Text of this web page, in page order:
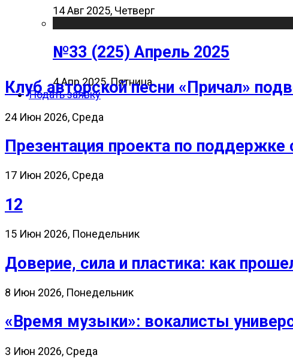
14 Авг 2025, Четверг
№33 (225) Апрель 2025
4 Апр 2025, Пятница
Подать заявку
Клуб авторской песни «Причал»
24 Июн 2026, Среда
Презентация проекта по поддержке
17 Июн 2026, Среда
12
15 Июн 2026, Понедельник
Доверие, сила и пластика: как
8 Июн 2026, Понедельник
«Время музыки»: вокалисты
3 Июн 2026, Среда